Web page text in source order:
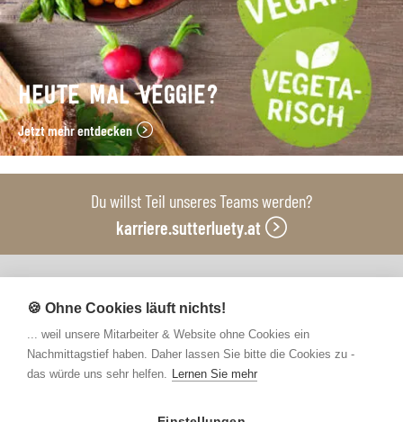
HEUTE MAL VEGGIE?
Jetzt mehr entdecken
Du willst Teil unseres Teams werden?
karriere.sutterluety.at
Unsere Produktionsbetriebe
🍪 Ohne Cookies läuft nichts!
... weil unsere Mitarbeiter & Website ohne Cookies ein
Nachmittagstief haben. Daher lassen Sie bitte die Cookies zu -
das würde uns sehr helfen. Lernen Sie mehr